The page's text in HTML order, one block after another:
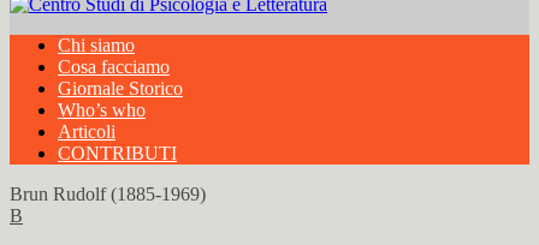
Chi siamo
Cosa facciamo
Giornale Storico
Who’s who
Articoli
CONTRIBUTI
Brun Rudolf (1885-1969)
B